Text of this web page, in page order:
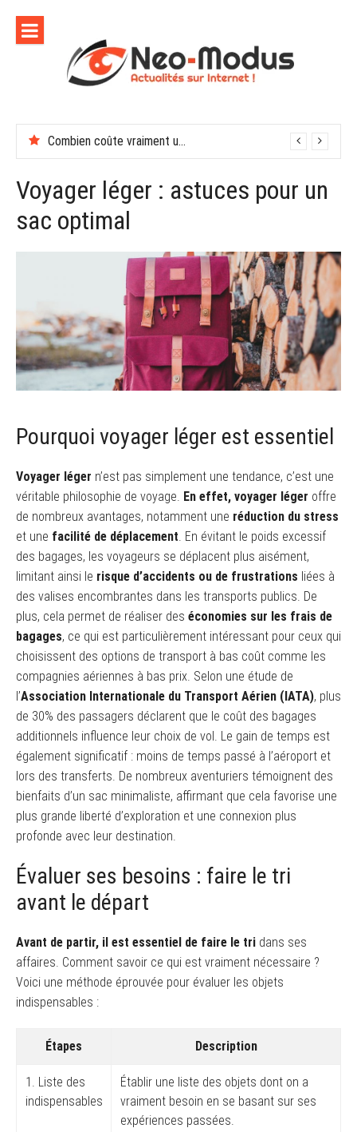
contenu
Combien coûte vraiment une soirée de récompenses en entreprise
Voyager léger : astuces pour un
sac optimal
Pourquoi voyager léger est essentiel
Voyager léger n’est pas simplement une tendance, c’est une
véritable philosophie de voyage. En effet, voyager léger offre
de nombreux avantages, notamment une réduction du stress
et une facilité de déplacement. En évitant le poids excessif
des bagages, les voyageurs se déplacent plus aisément,
limitant ainsi le risque d’accidents ou de frustrations liées à
des valises encombrantes dans les transports publics. De
plus, cela permet de réaliser des économies sur les frais de
bagages, ce qui est particulièrement intéressant pour ceux qui
choisissent des options de transport à bas coût comme les
compagnies aériennes à bas prix. Selon une étude de
l’Association Internationale du Transport Aérien (IATA), plus
de 30% des passagers déclarent que le coût des bagages
additionnels influence leur choix de vol. Le gain de temps est
également significatif : moins de temps passé à l’aéroport et
lors des transferts. De nombreux aventuriers témoignent des
bienfaits d’un sac minimaliste, affirmant que cela favorise une
plus grande liberté d’exploration et une connexion plus
profonde avec leur destination.
Évaluer ses besoins : faire le tri
avant le départ
Avant de partir, il est essentiel de faire le tri dans ses
affaires. Comment savoir ce qui est vraiment nécessaire ?
Voici une méthode éprouvée pour évaluer les objets
indispensables :
Étapes Description
1. Liste des
indispensables
Établir une liste des objets dont on a
vraiment besoin en se basant sur ses
expériences passées.